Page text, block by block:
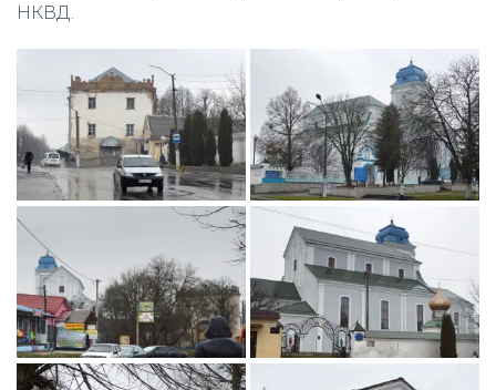
НКВД.